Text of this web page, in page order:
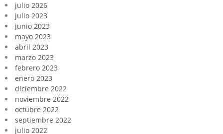
julio 2026
julio 2023
junio 2023
mayo 2023
abril 2023
marzo 2023
febrero 2023
enero 2023
diciembre 2022
noviembre 2022
octubre 2022
septiembre 2022
julio 2022